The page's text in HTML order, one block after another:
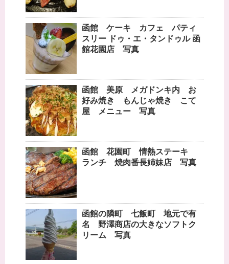
函館 ケーキ カフェ パティ
スリー ドゥ・エ・タンドゥル 函
館花園店 写真
函館 美原 メガドンキ内 お
好み焼き もんじゃ焼き こて
屋 メニュー 写真
函館 花園町 情熱ステーキ
ランチ 焼肉番長姉妹店 写真
函館の隣町 七飯町 地元で有
名 野澤商店の大きなソフトク
リーム 写真